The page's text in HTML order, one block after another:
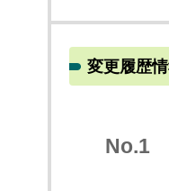
変更履歴
No.1